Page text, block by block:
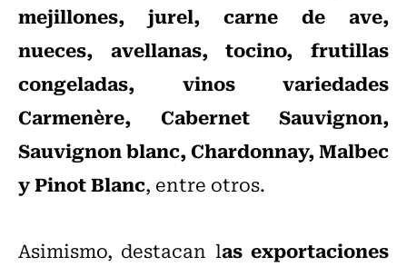
mejillones, jurel, carne de ave,
nueces, avellanas, tocino, frutillas
congeladas, vinos variedades
Carmenère, Cabernet Sauvignon,
Sauvignon blanc, Chardonnay, Malbec
y Pinot Blanc, entre otros.
Asimismo, destacan las exportaciones